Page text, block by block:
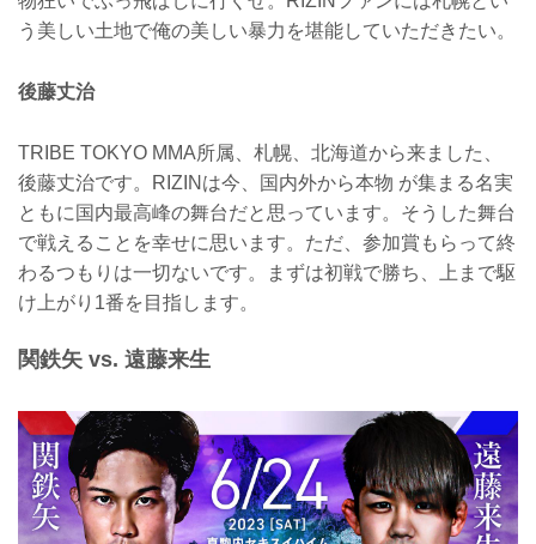
う美しい土地で俺の美しい暴力を堪能していただきたい。
後藤丈治
TRIBE TOKYO MMA所属、札幌、北海道から来ました、
後藤丈治です。RIZINは今、国内外から本物 が集まる名実
ともに国内最高峰の舞台だと思っています。そうした舞台
で戦えることを幸せに思います。ただ、参加賞もらって終
わるつもりは一切ないです。まずは初戦で勝ち、上まで駆
け上がり1番を目指します。
関鉄矢 vs. 遠藤来生